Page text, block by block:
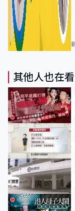
其他人也在看